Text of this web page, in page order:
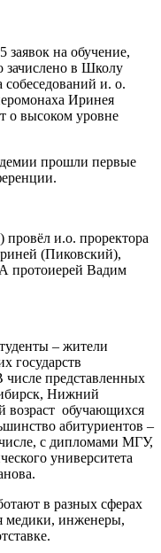
заявок на обучение,
зачислено в Школу
собеседований и. о.
Иринея
о высоком уровне
прошли первые
и.о. проректора
(Пиковский),
протоиерей Вадим
– жители
государств
числе представленных
Нижний
возраст обучающихся
абитуриентов –
с дипломами МГУ,
университета
в разных сферах
медики, инженеры,